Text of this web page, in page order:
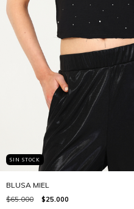
SIN STOCK
BLUSA MIEL
$65.000 $25.000